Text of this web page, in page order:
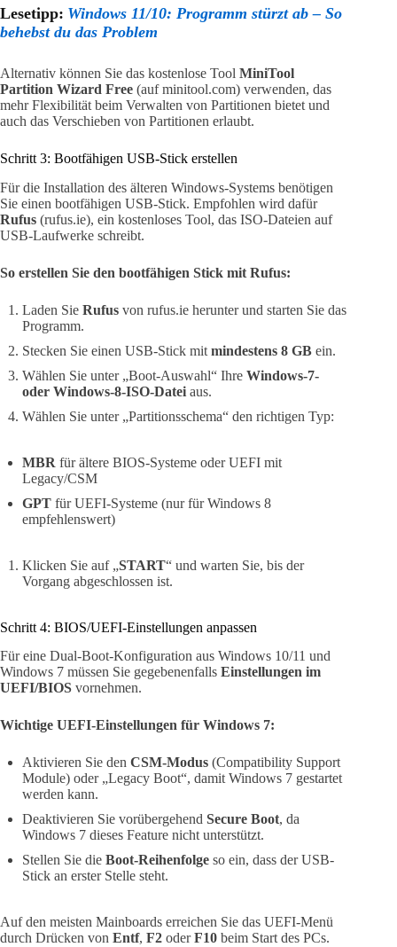
Lesetipp: Windows 11/10: Programm stürzt ab – So
behebst du das Problem
Alternativ können Sie das kostenlose Tool MiniTool
Partition Wizard Free (auf minitool.com) verwenden, das
mehr Flexibilität beim Verwalten von Partitionen bietet und
auch das Verschieben von Partitionen erlaubt.
Schritt 3: Bootfähigen USB-Stick erstellen
Für die Installation des älteren Windows-Systems benötigen
Sie einen bootfähigen USB-Stick. Empfohlen wird dafür
Rufus (rufus.ie), ein kostenloses Tool, das ISO-Dateien auf
USB-Laufwerke schreibt.
So erstellen Sie den bootfähigen Stick mit Rufus:
Laden Sie Rufus von rufus.ie herunter und starten Sie das
Programm.
Stecken Sie einen USB-Stick mit mindestens 8 GB ein.
Wählen Sie unter „Boot-Auswahl“ Ihre Windows-7-
oder Windows-8-ISO-Datei aus.
Wählen Sie unter „Partitionsschema“ den richtigen Typ:
MBR für ältere BIOS-Systeme oder UEFI mit
Legacy/CSM
GPT für UEFI-Systeme (nur für Windows 8
empfehlenswert)
Klicken Sie auf „START“ und warten Sie, bis der
Vorgang abgeschlossen ist.
Schritt 4: BIOS/UEFI-Einstellungen anpassen
Für eine Dual-Boot-Konfiguration aus Windows 10/11 und
Windows 7 müssen Sie gegebenenfalls Einstellungen im
UEFI/BIOS vornehmen.
Wichtige UEFI-Einstellungen für Windows 7:
Aktivieren Sie den CSM-Modus (Compatibility Support
Module) oder „Legacy Boot“, damit Windows 7 gestartet
werden kann.
Deaktivieren Sie vorübergehend Secure Boot, da
Windows 7 dieses Feature nicht unterstützt.
Stellen Sie die Boot-Reihenfolge so ein, dass der USB-
Stick an erster Stelle steht.
Auf den meisten Mainboards erreichen Sie das UEFI-Menü
durch Drücken von Entf, F2 oderF10 beim Start des PCs.